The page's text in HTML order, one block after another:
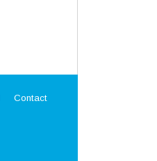
Contact